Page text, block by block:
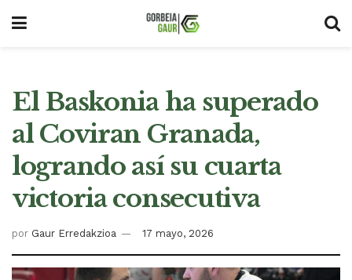
El Baskonia ha superado
al Coviran Granada,
logrando así su cuarta
victoria consecutiva
por Gaur Erredakzioa 17 mayo, 2026